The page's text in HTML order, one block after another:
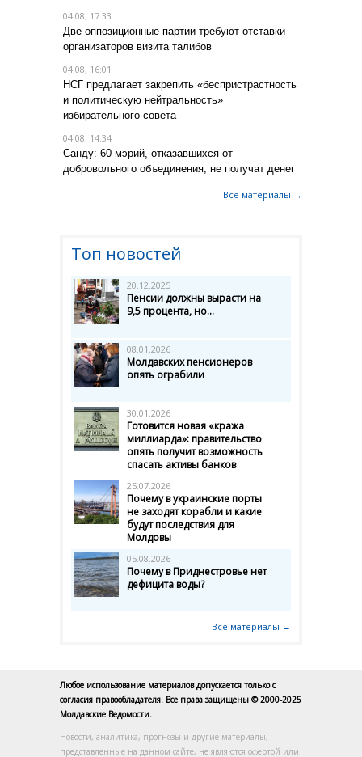
04.08, 17:33
Две оппозиционные партии требуют отставки
организаторов визита талибов
04.08, 16:01
НСГ предлагает закрепить «беспристрастность
и политическую нейтральность»
избирательного совета
04.08, 14:34
Санду: 60 мэрий, отказавшихся от
добровольного объединения, не получат денег
Все материалы →
Топ новостей
20.12.2025
Пенсии должны вырасти на
9,5 процента, но...
08.01.2026
Молдавских пенсионеров
опять ограбили
30.01.2026
Готовится новая «кража
миллиарда»: правительство
опять получит возможность
спасать активы банков
25.07.2026
Почему в украинские порты
не заходят корабли и какие
будут последствия для
Молдовы
05.08.2026
Почему в Приднестровье нет
дефицита воды?
Все материалы →
Любое использование материалов допускается только с
согласия правообладателя. Все права защищены © 2000-2025
Молдавские Ведомости.
Новости, аналитика, прогнозы и другие материалы,
представленные на данном сайте, не являются офертой или